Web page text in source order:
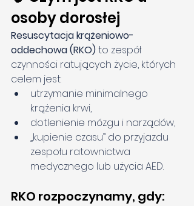
osoby dorosłej
Resuscytacja krążeniowo-
oddechowa (RKO) to zespół
czynności ratujących życie, których
celem jest:
utrzymanie minimalnego
krążenia krwi,
dotlenienie mózgu i narządów,
„kupienie czasu” do przyjazdu
zespołu ratownictwa
medycznego lub użycia AED.
RKO rozpoczynamy, gdy: